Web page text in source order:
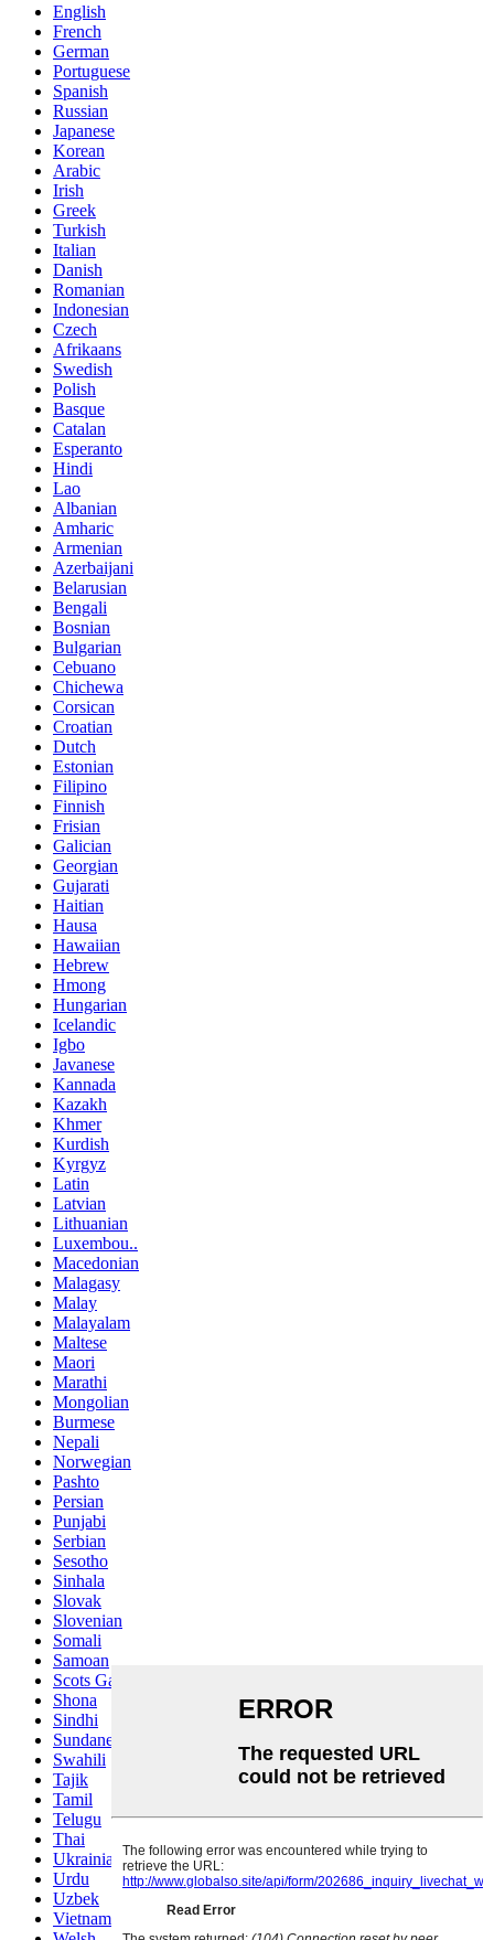
English
French
German
Portuguese
Spanish
Russian
Japanese
Korean
Arabic
Irish
Greek
Turkish
Italian
Danish
Romanian
Indonesian
Czech
Afrikaans
Swedish
Polish
Basque
Catalan
Esperanto
Hindi
Lao
Albanian
Amharic
Armenian
Azerbaijani
Belarusian
Bengali
Bosnian
Bulgarian
Cebuano
Chichewa
Corsican
Croatian
Dutch
Estonian
Filipino
Finnish
Frisian
Galician
Georgian
Gujarati
Haitian
Hausa
Hawaiian
Hebrew
Hmong
Hungarian
Icelandic
Igbo
Javanese
Kannada
Kazakh
Khmer
Kurdish
Kyrgyz
Latin
Latvian
Lithuanian
Luxembou..
Macedonian
Malagasy
Malay
Malayalam
Maltese
Maori
Marathi
Mongolian
Burmese
Nepali
Norwegian
Pashto
Persian
Punjabi
Serbian
Sesotho
Sinhala
Slovak
Slovenian
Somali
Samoan
Scots Gaelic
Shona
Sindhi
Sundanese
Swahili
Tajik
Tamil
Telugu
Thai
Ukrainian
Urdu
Uzbek
Vietnamese